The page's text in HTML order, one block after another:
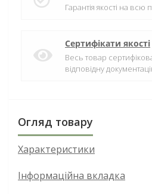
Гарантія якості на всю
Сертифікати якості
Весь товар
відповідну
Огляд товару
Характеристики
Інформаційна вкладка